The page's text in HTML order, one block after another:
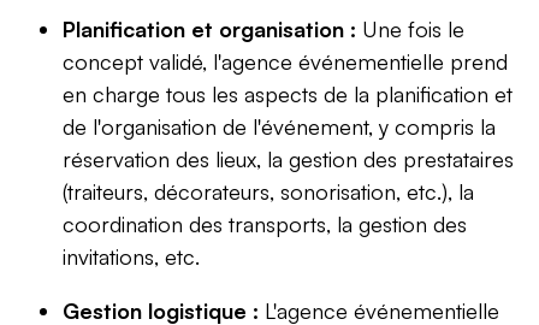
Planification et organisation : Une fois le
concept validé, l'agence événementielle prend
en charge tous les aspects de la planification et
de l'organisation de l'événement, y compris la
réservation des lieux, la gestion des prestataires
(traiteurs, décorateurs, sonorisation, etc.), la
coordination des transports, la gestion des
invitations, etc.
Gestion logistique : L'agence événementielle